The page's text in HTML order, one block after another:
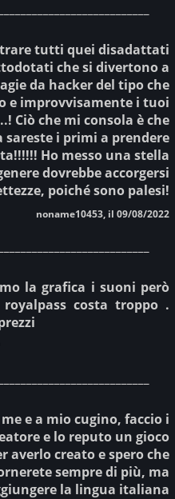
tutti quei disadattati
che si divertono a
da hacker del tipo che
e improvvisamente i tuoi
Ciò che mi consola è che
i primi a prendere
Ho messo una stella
dovrebbe accorgersi
poiché sono palesi!
noname10453, il 09/08/2022
la grafica i suoni però
costa troppo .
e a mio cugino, faccio i
e lo reputo un gioco
averlo creato e spero che
sempre di più, ma
la lingua italiana